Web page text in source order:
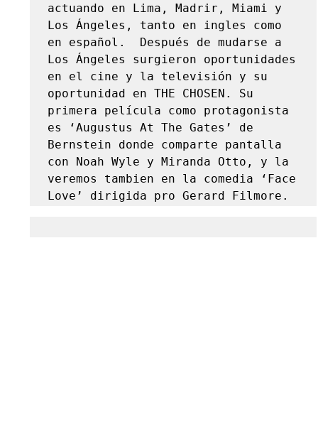
actuando en Lima, Madrir, Miami y
Los Ángeles, tanto en ingles como
en español.  Después de mudarse a
Los Ángeles surgieron oportunidades
en el cine y la televisión y su
oportunidad en THE CHOSEN. Su
primera película como protagonista
es ‘Augustus At The Gates’ de
Bernstein donde comparte pantalla
con Noah Wyle y Miranda Otto, y la
veremos tambien en la comedia ‘Face
Love’ dirigida pro Gerard Filmore.